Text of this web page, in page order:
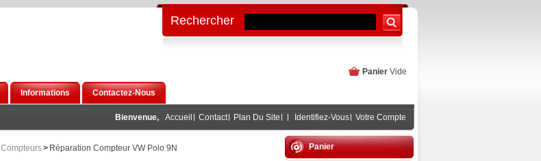
Informations Contactez-Nous
Panier Vide
Bienvenue, Accueil Contact Plan Du Site Identifiez-Vous Votre Compte
Rechercher
Compteurs> Réparation Compteur VW Polo 9N Panier